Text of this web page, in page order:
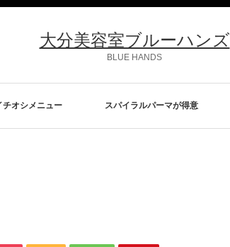
大分美容室ブルーハンズ
BLUE HANDS
チオシメニュー スパイラルパーマが得意